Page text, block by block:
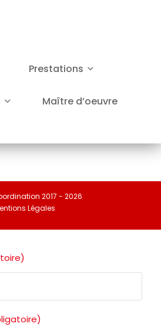
Prestations
Maître d’oeuvre
2017 - 2026
Légales